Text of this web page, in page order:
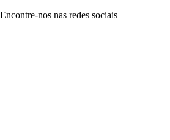
Encontre-nos nas redes sociais